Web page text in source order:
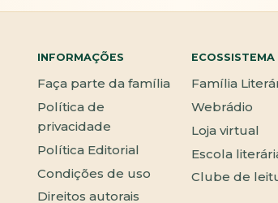
INFORMAÇÕES
Faça parte da família
Política de
privacidade
Política Editorial
Condições de uso
Direitos autorais
ECOSSISTEMA
Família
Webrádio
Loja virtual
Escola
Clube de